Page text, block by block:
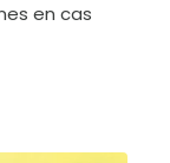
en cas